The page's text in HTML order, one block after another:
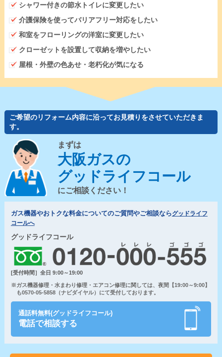
シャワー付きの節水トイレに変更したい
介護保険を使ってバリアフリー対応をしたい
和室をフローリングの洋室に変更したい
クローゼットを設置して収納を増やしたい
屋根・外壁の色あせ・老朽化が気になる
ご希望のリフォーム内容に沿ってお見積りをさせていただきま
す。
まずは
大阪ガスの
グッドライフコール
にご相談ください！
ガス機器やおトクな料金についてのご質問やご相談ならグッドライフ
コールへ
グッドライフコール
[受付時間］全日 9:00～19:00
※ガス機器修理・水まわり修理・エアコン修理に関しては、夜間【19:00～9:00】
も0570-05-5858（ナビダイヤル）にて受付しております。
通話料無料(グッドライフコール)
電話で相談する